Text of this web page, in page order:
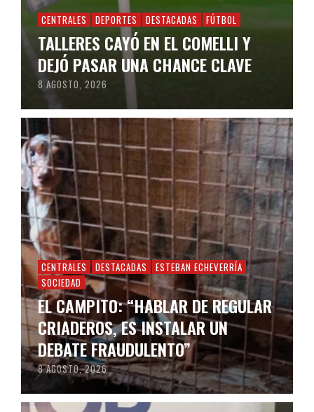
CENTRALES DEPORTES DESTACADAS FÚTBOL
TALLERES CAYÓ EN EL COMELLI Y
DEJÓ PASAR UNA CHANCE CLAVE
8 AGOSTO, 2026
CENTRALES DESTACADAS
ESTEBAN ECHEVERRÍA
SOCIEDAD
EL CAMPITO: “HABLAR DE REGULAR
CRIADEROS, ES INSTALAR UN
DEBATE FRAUDULENTO”
8 AGOSTO, 2026